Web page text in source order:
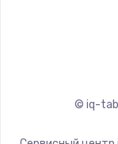
© iq-